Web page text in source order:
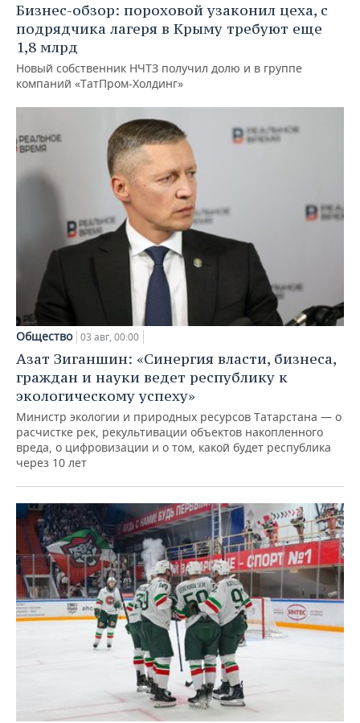
Бизнес-обзор: пороховой узаконил цеха, с
подрядчика лагеря в Крыму требуют еще
1,8 млрд
Новый собственник НЧТЗ получил долю и в группе
компаний «ТатПром-Холдинг»
Общество 03 авг, 00:00
Азат Зиганшин: «Синергия власти, бизнеса,
граждан и науки ведет республику к
экологическому успеху»
Министр экологии и природных ресурсов Татарстана — о
расчистке рек, рекультивации объектов накопленного
вреда, о цифровизации и о том, какой будет республика
через 10 лет